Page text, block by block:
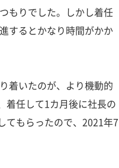
もりでした。しかし着任
するとかなり時間がかか
着いたのが、より機動的
着任して1カ月後に社長の
てもらったので、2021年7